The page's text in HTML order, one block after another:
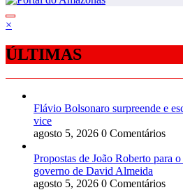
×
ÚLTIMAS
Flávio Bolsonaro surpreende e
vice
agosto 5, 2026 0 Comentários
Propostas de João Roberto para
governo de David Almeida
agosto 5, 2026 0 Comentários